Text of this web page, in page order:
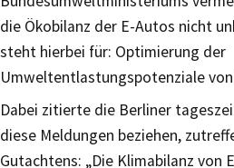
die Ökobilanz der E-Autos nicht
steht hierbei für: Optimierung der
Umweltentlastungspotenziale
Dabei zitierte die Berliner
diese Meldungen beziehen,
Gutachtens: „Die Klimabilanz von